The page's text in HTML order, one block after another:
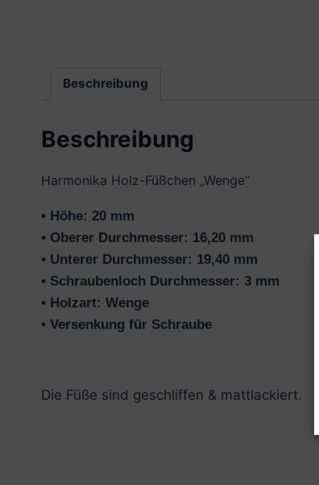
Beschreibung
Beschreibung
Harmonika Holz-Füßchen „Wenge“
• Höhe: 20 mm
• Oberer Durchmesser: 16,20 mm
• Unterer Durchmesser: 19,40 mm
• Schraubenloch Durchmesser: 3 mm
• Holzart: Wenge
• Versenkung für Schraube
Die Füße sind geschliffen & mattlackiert.